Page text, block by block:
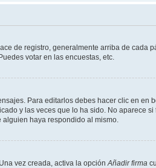
de registro, generalmente arriba de
votar en las encuestas, etc.
Para editarlos debes hacer clic en en
y las veces que lo ha sido. No aparece
haya respondido al mismo.
vez creada, activa la opciónAñadir firma